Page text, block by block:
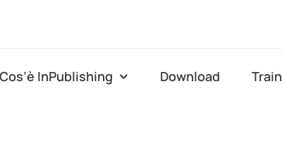
Cos’è InPublishing Download